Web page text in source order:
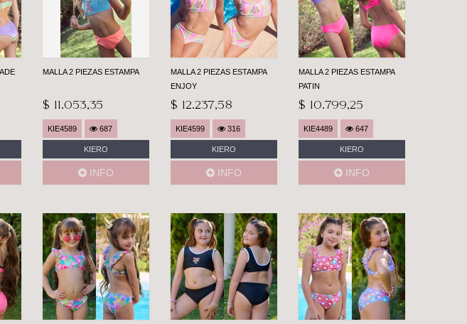
MALLA 2 PIEZAS ESTAMPA
$ 11.053,35
KIE4589 687
KIERO
INFO
MALLA 2 PIEZAS ESTAMPA
ENJOY
$ 12.237,58
KIE4599 316
KIERO
INFO
MALLA 2 PIEZAS ESTAMPA
PATIN
$ 10.799,25
KIE4489 647
KIERO
INFO